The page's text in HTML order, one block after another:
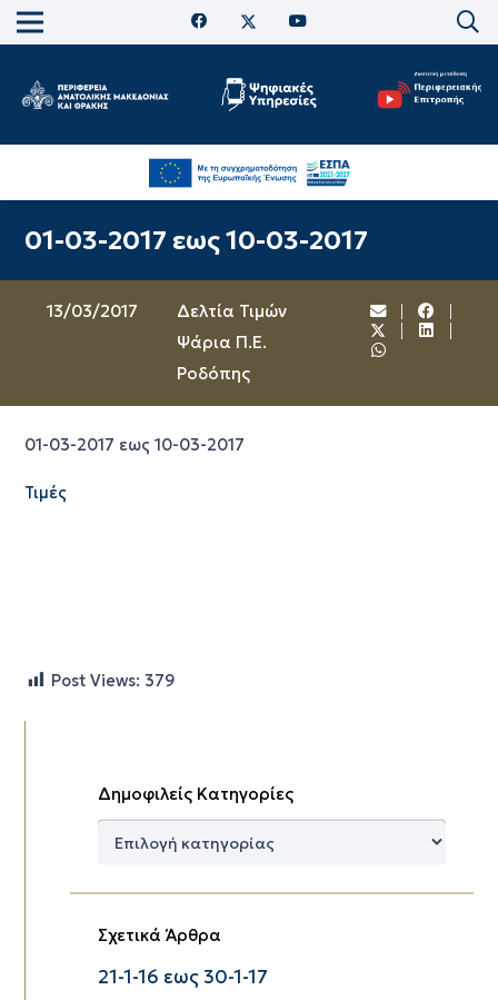
01-03-2017 εως 10-03-2017
13/03/2017
Δελτία Τιμών
Ψάρια Π.Ε.
Ροδόπης
01-03-2017 εως 10-03-2017
Τιμές
Post Views: 379
Δημοφιλείς Κατηγορίες
Δημοφιλείς
Σχετικά Άρθρα
21-1-16 εως 30-1-17